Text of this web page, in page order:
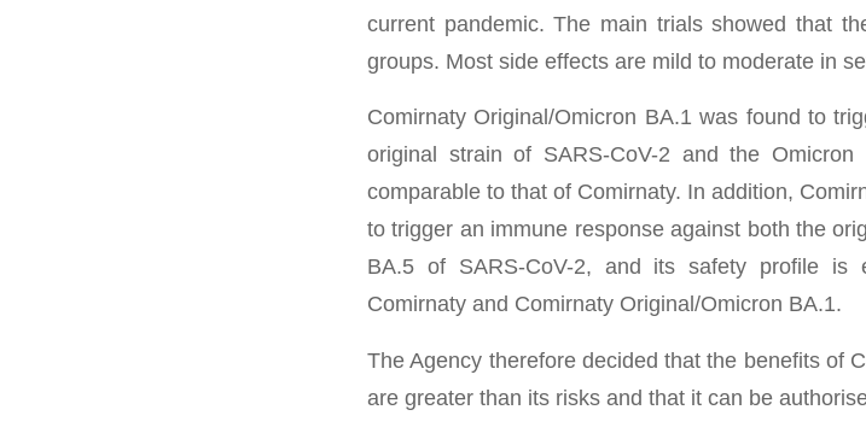
current pandemic. The main trials showed that
groups. Most side effects are mild to moderate in
Comirnaty Original/Omicron BA.1 was found to
original strain of SARS-CoV-2 and the
comparable to that of Comirnaty. In addition,
to trigger an immune response against both the
BA.5 of SARS-CoV-2, and its safety profile
Comirnaty and Comirnaty Original/Omicron BA.1.
The Agency therefore decided that the benefits of
are greater than its risks and that it can be